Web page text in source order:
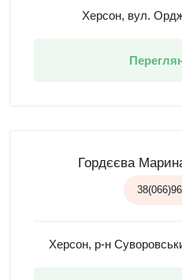
Херсон, вул.
Гордєєва
Херсон, р-н